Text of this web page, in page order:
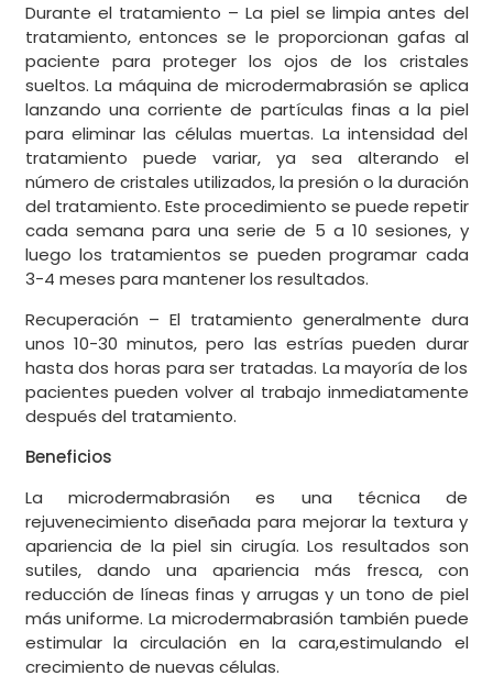
Durante el tratamiento – La piel se limpia antes del
tratamiento, entonces se le proporcionan gafas al
paciente para proteger los ojos de los cristales
sueltos. La máquina de microdermabrasión se aplica
lanzando una corriente de partículas finas a la piel
para eliminar las células muertas. La intensidad del
tratamiento puede variar, ya sea alterando el
número de cristales utilizados, la presión o la duración
del tratamiento. Este procedimiento se puede repetir
cada semana para una serie de 5 a 10 sesiones, y
luego los tratamientos se pueden programar cada
3-4 meses para mantener los resultados.
Recuperación – El tratamiento generalmente dura
unos 10-30 minutos, pero las estrías pueden durar
hasta dos horas para ser tratadas. La mayoría de los
pacientes pueden volver al trabajo inmediatamente
después del tratamiento.
Beneficios
La microdermabrasión es una técnica de
rejuvenecimiento diseñada para mejorar la textura y
apariencia de la piel sin cirugía. Los resultados son
sutiles, dando una apariencia más fresca, con
reducción de líneas finas y arrugas y un tono de piel
más uniforme. La microdermabrasión también puede
estimular la circulación en la cara,estimulando el
crecimiento de nuevas células.